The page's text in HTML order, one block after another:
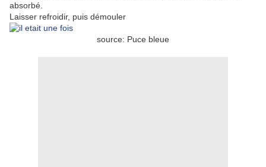
absorbé.
Laisser refroidir, puis démouler
source: Puce bleue